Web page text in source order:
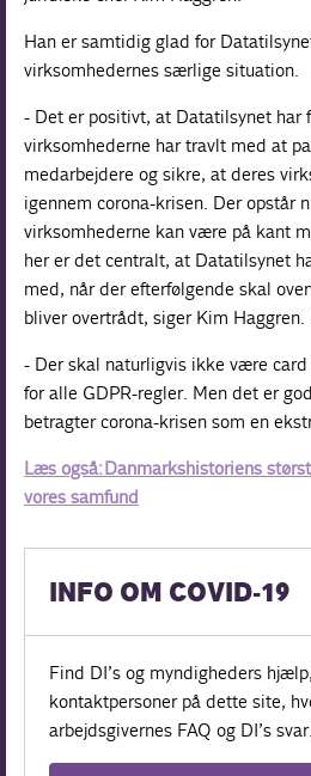
Han er samtidig glad for
virksomhedernes særlige situation.
- Det er positivt, at Datatilsynet har
virksomhederne har travlt med at
medarbejdere og sikre, at deres
igennem corona-krisen. Der opstår
virksomhederne kan være på kant
her er det centralt, at Datatilsynet
med, når der efterfølgende skal
bliver overtrådt, siger Kim
- Der skal naturligvis ikke være
for alle GDPR-regler. Men det er
betragter corona-krisen som en
Læs også: Danmarkshistoriens
vores samfund
INFO OM COVID-19
Find DI’s og myndigheders
kontaktpersoner på dette site,
arbejdsgivernes FAQ og DI’s svar.